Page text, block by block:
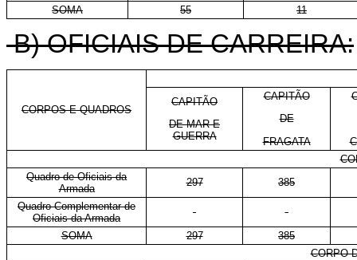
SOMA
55 11
B) OFICIAIS DE CARREIRA:
CORPOS E QUADROS
CAPITÃO
DE MAR E
GUERRA
CAPITÃO
DE
FRAGATA
Quadro de Oficiais da
Armada
297
385
Quadro Complementar de
Oficiais da Armada
-
-
SOMA
297
385
CORPO